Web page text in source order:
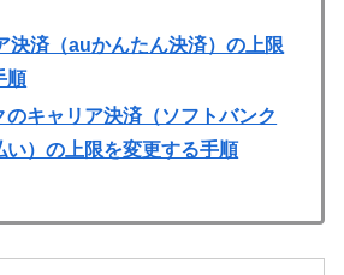
決済（auかんたん決済）の上限
順
のキャリア決済（ソフトバンク
い）の上限を変更する手順